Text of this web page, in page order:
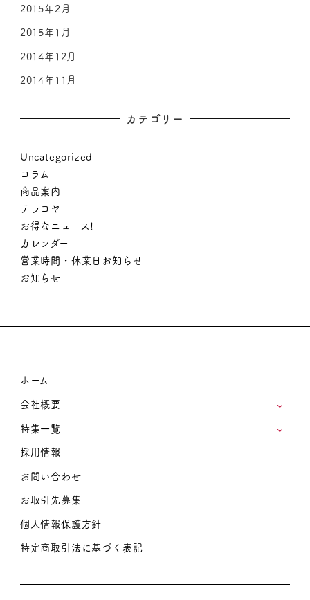
2015年2月
2015年1月
2014年12月
2014年11月
カテゴリー
Uncategorized
コラム
商品案内
テラコヤ
お得なニュース!
カレンダー
営業時間・休業日お知らせ
お知らせ
ホーム
会社概要
特集一覧
採用情報
お問い合わせ
お取引先募集
個人情報保護方針
特定商取引法に基づく表記